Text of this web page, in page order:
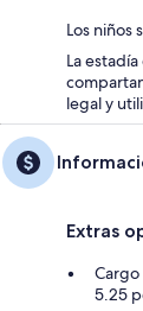
Los niños
La
legal y
Extras
Cargo
5.25